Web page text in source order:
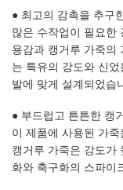
● 최고의 감촉을 추구
많은 수작업이 필요한
용감과 캥거루 가죽의
는 특유의 강도와 신
발에 맞게 설계되었습
● 부드럽고 튼튼한 캥
이 제품에 사용된 가
캥거루 가죽은 강도가
화와 축구화의 스파이